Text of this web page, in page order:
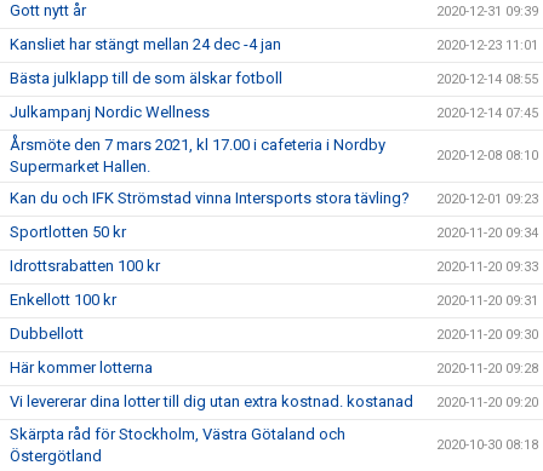
Gott nytt år 2020-12-31 09:39
Kansliet har stängt mellan 24 dec -4 jan 2020-12-23 11:01
Bästa julklapp till de som älskar fotboll 2020-12-14 08:55
Julkampanj Nordic Wellness 2020-12-14 07:45
Årsmöte den 7 mars 2021, kl 17.00 i cafeteria i Nordby
Supermarket Hallen.
2020-12-08 08:10
Kan du och IFK Strömstad vinna Intersports stora tävling? 2020-12-01 09:23
Sportlotten 50 kr 2020-11-20 09:34
Idrottsrabatten 100 kr 2020-11-20 09:33
Enkellott 100 kr 2020-11-20 09:31
Dubbellott 2020-11-20 09:30
Här kommer lotterna 2020-11-20 09:28
Vi levererar dina lotter till dig utan extra kostnad. kostanad 2020-11-20 09:20
Skärpta råd för Stockholm, Västra Götaland och
Östergötland
2020-10-30 08:18